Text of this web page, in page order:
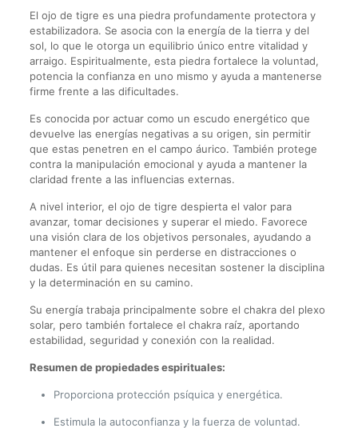
El ojo de tigre es una piedra profundamente protectora y
estabilizadora. Se asocia con la energía de la tierra y del
sol, lo que le otorga un equilibrio único entre vitalidad y
arraigo. Espiritualmente, esta piedra fortalece la voluntad,
potencia la confianza en uno mismo y ayuda a mantenerse
firme frente a las dificultades.
Es conocida por actuar como un escudo energético que
devuelve las energías negativas a su origen, sin permitir
que estas penetren en el campo áurico. También protege
contra la manipulación emocional y ayuda a mantener la
claridad frente a las influencias externas.
A nivel interior, el ojo de tigre despierta el valor para
avanzar, tomar decisiones y superar el miedo. Favorece
una visión clara de los objetivos personales, ayudando a
mantener el enfoque sin perderse en distracciones o
dudas. Es útil para quienes necesitan sostener la disciplina
y la determinación en su camino.
Su energía trabaja principalmente sobre el chakra del plexo
solar, pero también fortalece el chakra raíz, aportando
estabilidad, seguridad y conexión con la realidad.
Resumen de propiedades espirituales:
Proporciona protección psíquica y energética.
Estimula la autoconfianza y la fuerza de voluntad.